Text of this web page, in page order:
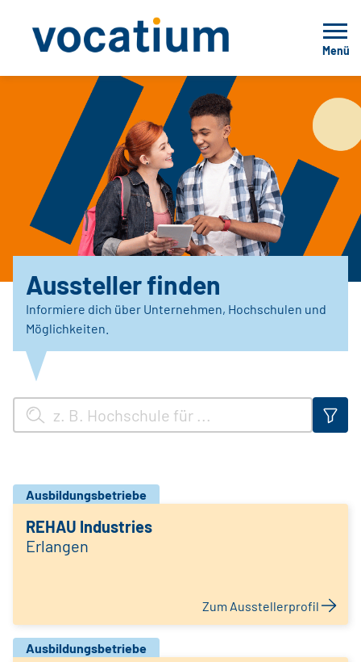
Menü
Aussteller finden
Informiere dich über Unternehmen, Hochschulen und
Möglichkeiten.
Ausbildungsbetriebe
REHAU Industries
Erlangen
Zum Ausstellerprofil
Ausbildungsbetriebe